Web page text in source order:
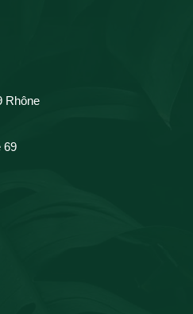
Rhône
69